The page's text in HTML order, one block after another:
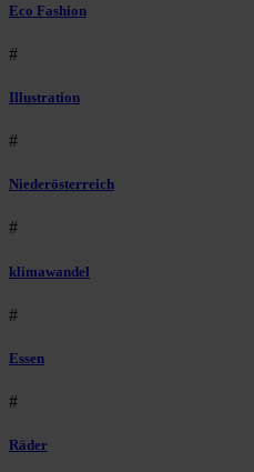
Eco Fashion
#
Illustration
#
Niederösterreich
#
klimawandel
#
Essen
#
Räder